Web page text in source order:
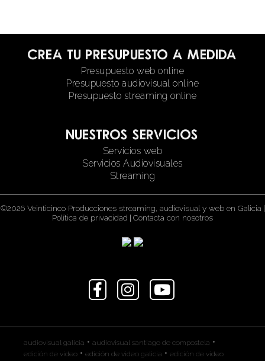
Crea tu presupuesto a medida
Presupuesto web online
Presupuesto audiovisual online
Presupuesto streaming online
Nuestros servicios
Servicios web
Servicios Audiovisuales
Streaming
©2026 Veinticinco Producciones streaming, audiovisual y web en Galicia |
Política de privacidad | Contacta con nosotros
audiovisual galicia • audiovisual santiago de compostela •
edición de video • edición de video galicia • edición de video